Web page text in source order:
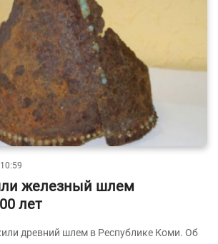
железный шлем
лет
древний шлем в Республике Коми. Об